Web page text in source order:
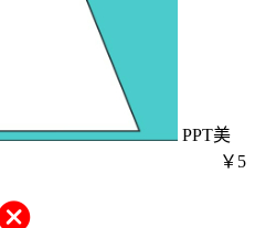
PPT美
￥5